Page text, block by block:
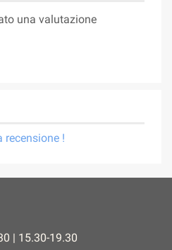
una valutazione
recensione !
| 15.30-19.30